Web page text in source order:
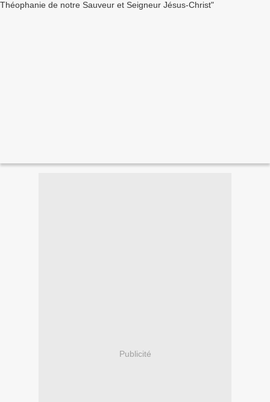
Publicité